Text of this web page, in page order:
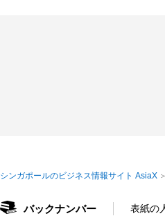
シンガポールのビジネス情報サイト AsiaX
バックナンバー 表紙の